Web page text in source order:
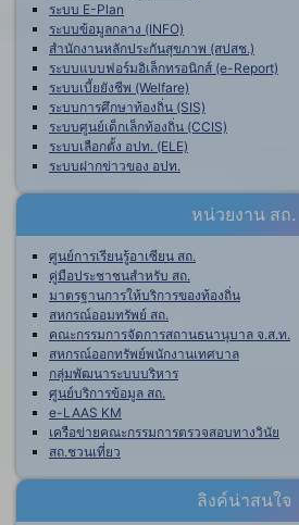
ระบบ E-Plan
ระบบข้อมูลกลาง (INFO)
สำนักงานหลักประกันสุขภาพ (สปสช.)
ระบบแบบฟอร์มอิเล็กทรอนิกส์ (e-Report)
ระบบเบี้ยยังชีพ (Welfare)
ระบบการศึกษาท้องถิ่น (SIS)
ระบบศูนย์เด็กเล็กท้องถิ่น (CCIS)
ระบบเลือกตั้ง อปท. (ELE)
ระบบฝากข่าวของ อปท.
หน่วยงาน สถ.
ศูนย์การเรียนรู้อาเซียน สถ.
คู่มือประชาชนสำหรับ สถ.
มาตรฐานการให้บริการของท้องถิ่น
สหกรณ์ออมทรัพย์ สถ.
คณะกรรมการจัดการสถานธนานุบาล จ.ส.ท.
สหกรณ์ออกทรัพย์พนักงานเทศบาล
กลุ่มพัฒนาระบบบริหาร
ศูนย์บริการข้อมูล สถ.
e-LAAS KM
เครือข่ายคณะกรรมการตรวจสอบทางวินัย
สถ.ชวนเที่ยว
ลิงค์น่าสนใจ